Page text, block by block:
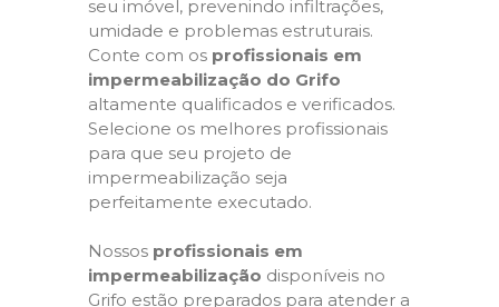
seu imóvel, prevenindo infiltrações,
umidade e problemas estruturais.
Conte com os profissionais em
impermeabilização do Grifo
altamente qualificados e verificados.
Selecione os melhores profissionais
para que seu projeto de
impermeabilização seja
perfeitamente executado.
Nossos profissionais em
impermeabilização disponíveis no
Grifo estão preparados para atender a